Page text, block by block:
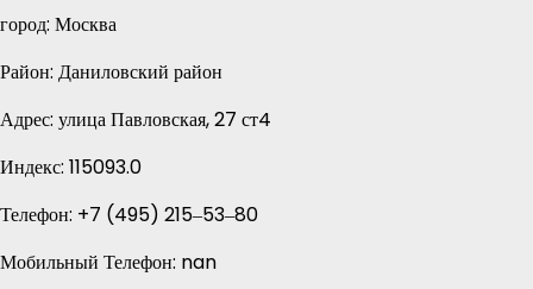
город: Москва
Район: Даниловский район
Адрес: улица Павловская, 27 ст4
Индекс: 115093.0
Телефон: +7 (495) 215‒53‒80
Мобильный Телефон: nan